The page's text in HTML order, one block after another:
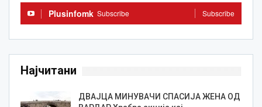
Plusinfomk Subscribe Subscribe
Најчитани
ДВАЈЦА МИНУВАЧИ СПАСИЈА ЖЕНА ОД